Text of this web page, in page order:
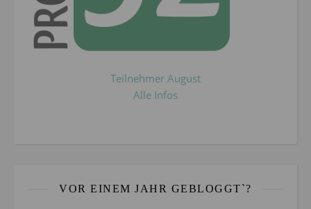
Teilnehmer August
Alle Infos
VOR EINEM JAHR GEBLOGGT`?